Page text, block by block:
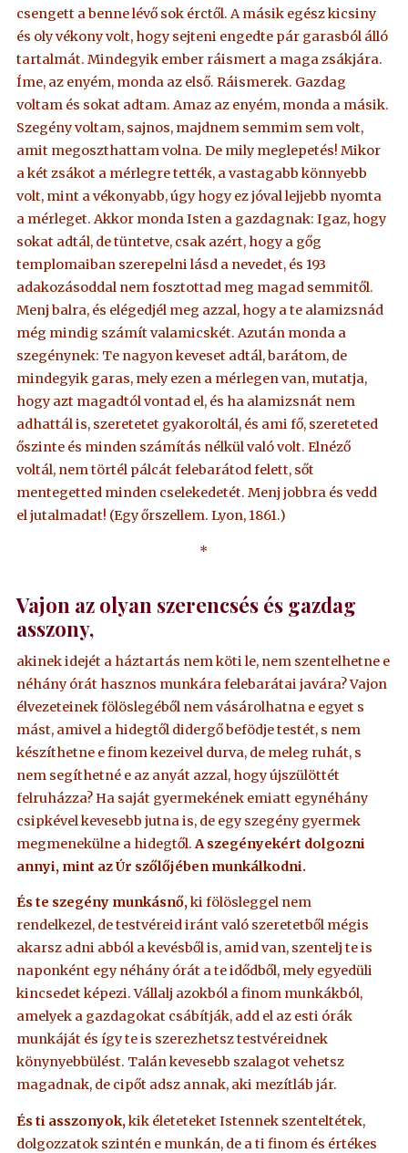
csengett a benne lévő sok érctől. A másik egész kicsiny
és oly vékony volt, hogy sejteni engedte pár garasból álló
tartalmát. Mindegyik ember ráismert a maga zsákjára.
Íme, az enyém, monda az első. Ráismerek. Gazdag
voltam és sokat adtam. Amaz az enyém, monda a másik.
Szegény voltam, sajnos, majdnem semmim sem volt,
amit megoszthattam volna. De mily meglepetés! Mikor
a két zsákot a mérlegre tették, a vastagabb könnyebb
volt, mint a vékonyabb, úgy hogy ez jóval lejjebb nyomta
a mérleget. Akkor monda Isten a gazdagnak: Igaz, hogy
sokat adtál, de tüntetve, csak azért, hogy a gőg
templomaiban szerepelni lásd a nevedet, és 193
adakozásoddal nem fosztottad meg magad semmitől.
Menj balra, és elégedjél meg azzal, hogy a te alamizsnád
még mindig számít valamicskét. Azután monda a
szegénynek: Te nagyon keveset adtál, barátom, de
mindegyik garas, mely ezen a mérlegen van, mutatja,
hogy azt magadtól vontad el, és ha alamizsnát nem
adhattál is, szeretetet gyakoroltál, és ami fő, szereteted
őszinte és minden számítás nélkül való volt. Elnéző
voltál, nem törtél pálcát felebarátod felett, sőt
mentegetted minden cselekedetét. Menj jobbra és vedd
el jutalmadat! (Egy őrszellem. Lyon, 1861.)
*
Vajon az olyan szerencsés és gazdag
asszony,
akinek idejét a háztartás nem köti le, nem szentelhetne e
néhány órát hasznos munkára felebarátai javára? Vajon
élvezeteinek fölöslegéből nem vásárolhatna e egyet s
mást, amivel a hidegtől didergő befödje testét, s nem
készíthetne e finom kezeivel durva, de meleg ruhát, s
nem segíthetné e az anyát azzal, hogy újszülöttét
felruházza? Ha saját gyermekének emiatt egynéhány
csipkével kevesebb jutna is, de egy szegény gyermek
megmenekülne a hidegtől.A szegényekért dolgozni
annyi, mint az Úr szőlőjében munkálkodni.
És te szegény munkásnő,ki fölösleggel nem
rendelkezel, de testvéreid iránt való szeretetből mégis
akarsz adni abból a kevésből is, amid van, szentelj te is
naponként egy néhány órát a te idődből, mely egyedüli
kincsedet képezi. Vállalj azokból a finom munkákból,
amelyek a gazdagokat csábítják, add el az esti órák
munkáját és így te is szerezhetsz testvéreidnek
könynyebbülést. Talán kevesebb szalagot vehetsz
magadnak, de cipőt adsz annak, aki mezítláb jár.
És ti asszonyok, kik életeteket Istennek szenteltétek,
dolgozzatok szintén e munkán, de a ti finom és értékes